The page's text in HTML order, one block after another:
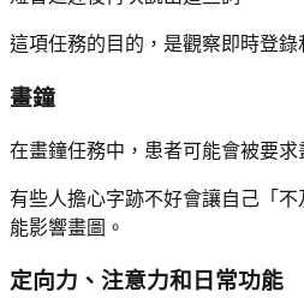
這項任務的目的，是觀察即時登
畫鐘
在畫鐘任務中，患者可能會被要
有些人擔心字跡不好會讓自己「
能影響畫圖。
定向力、注意力和日常功能